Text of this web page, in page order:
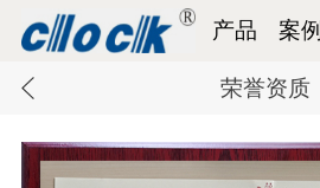
产品 案例
荣誉资质